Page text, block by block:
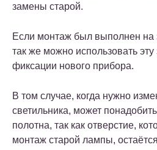
замены старой.
Если монтаж был выполнен на
так же можно использовать
фиксации нового прибора.
В том случае, когда нужно
светильника, может
полотна, так как отверстие,
монтаж старой лампы,